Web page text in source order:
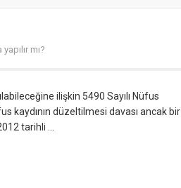
mı?
ilişkin 5490 Sayılı Nüfus
kaydının düzeltilmesi davası ancak bir
tarihli ...